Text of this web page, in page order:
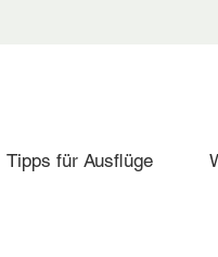
Tipps für Ausflüge